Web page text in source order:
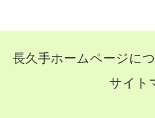
長久手ホームページに
サイト